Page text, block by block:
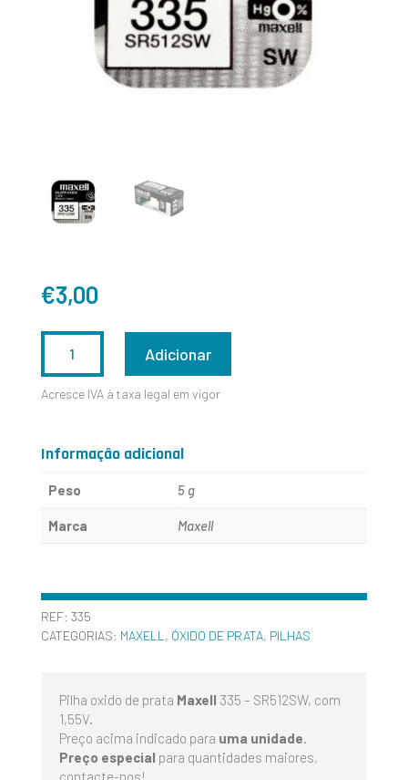
€3,00
DE
-
MAXELL
Adicionar
Acresce IVA à taxa legal em vigor
Informação adicional
Peso 5 g
Marca Maxell
REF: 335
CATEGORIAS: MAXELL , ÓXIDO DE PRATA, PILHAS
Pilha oxido de prata Maxell 335 – SR512SW, com
1,55V.
Preço acima indicado para uma unidade.
Preço especial para quantidades maiores,
contacte-nos!